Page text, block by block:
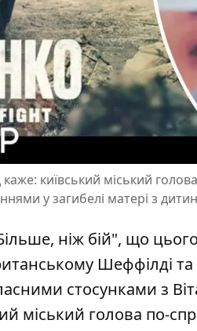
київський міський
у загибелі матері з
ніж бій", що
Шеффілді
стосунками з
міський голова по-